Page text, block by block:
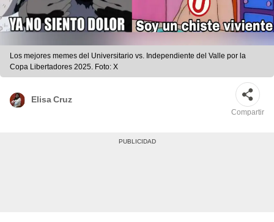
Los mejores memes del Universitario vs. Independiente del Valle por la
Copa Libertadores 2025. Foto: X
Elisa Cruz
Compartir